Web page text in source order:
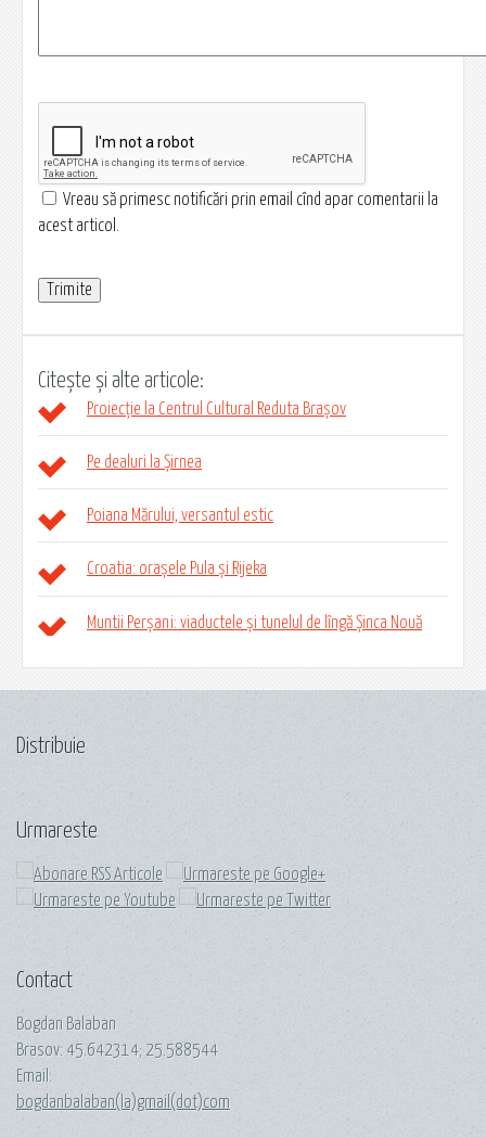
Vreau să primesc notificări prin email cînd apar comentarii la
acest articol.
Citește și alte articole:
Proiecție la Centrul Cultural Reduta Brașov
Pe dealuri la Șirnea
Poiana Mărului, versantul estic
Croatia: orașele Pula și Rijeka
Muntii Perșani: viaductele și tunelul de lîngă Șinca Nouă
Distribuie
Urmareste
Contact
Bogdan Balaban
Brasov: 45.642314; 25.588544
Email:
bogdanbalaban(la)gmail(dot)com